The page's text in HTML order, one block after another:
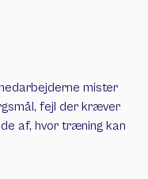
mister
fejl der kræver
af, hvor træning kan